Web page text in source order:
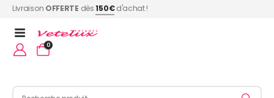
Livraison OFFERTE dès150€d'achat !
0